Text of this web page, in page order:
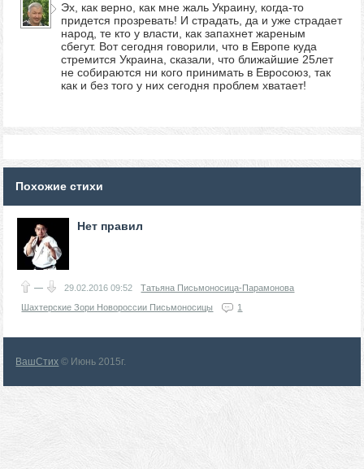
Эх, как верно, как мне жаль Украину, когда-то
придется прозревать! И страдать, да и уже страдает
народ, те кто у власти, как запахнет жареным
сбегут. Вот сегодня говорили, что в Европе куда
стремится Украина, сказали, что ближайшие 25лет
не собираются ни кого принимать в Евросоюз, так
как и без того у них сегодня проблем хватает!
Похожие стихи
Нет правил
— 29.02.201609:52
Татьяна Письмоносица-Парамонова
Шахтерские Зори Новороссии Письмоносицы
1
ВашСтих © Июнь 2015г.